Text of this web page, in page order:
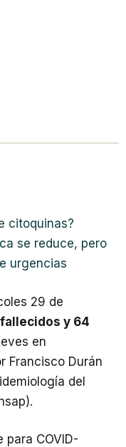
citoquinas?
se reduce, pero
urgencias
29 de
y 64
en
Francisco Durán
del
para COVID-